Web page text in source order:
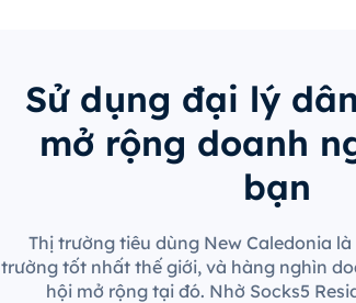
Sử dụng đại lý
mở rộng doanh
bạn
Thị trường tiêu dùng New Caledonia
trường tốt nhất thế giới, và hàng nghìn
hội mở rộng tại đó. Nhờ Socks5